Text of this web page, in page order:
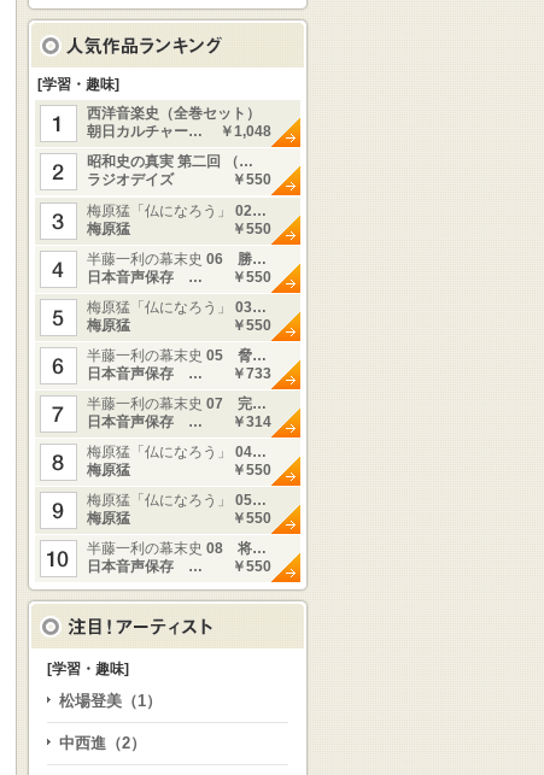
[学習・趣味]
西洋音楽史（全巻セット）
朝日カルチャー…
￥1,048
昭和史の真実 第二回 （…
ラジオデイズ
￥550
梅原猛「仏になろう」
02…
梅原猛
￥550
半藤一利の幕末史 06 勝…
日本音声保存 …
￥550
梅原猛「仏になろう」
03…
梅原猛
￥550
半藤一利の幕末史 05 脅…
日本音声保存 …
￥733
半藤一利の幕末史 07 完…
日本音声保存 …
￥314
梅原猛「仏になろう」
04…
梅原猛
￥550
梅原猛「仏になろう」
05…
梅原猛
￥550
半藤一利の幕末史 08 将…
日本音声保存 …
￥550
[学習・趣味]
松場登美（1）
中西進（2）